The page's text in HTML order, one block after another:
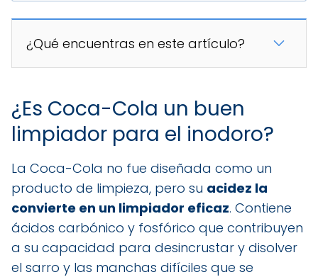
¿Qué encuentras en este artículo?
¿Es Coca-Cola un buen
limpiador para el inodoro?
La Coca-Cola no fue diseñada como un
producto de limpieza, pero su acidez la
convierte en un limpiador eficaz. Contiene
ácidos carbónico y fosfórico que contribuyen
a su capacidad para desincrustar y disolver
el sarro y las manchas difíciles que se